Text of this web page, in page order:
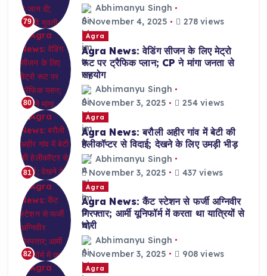
79
Abhimanyu Singh
November 4, 2025
278 views
80
Agra
Agra News: वेडिंग सीजन के लिए मेट्रो
रूट पर ट्रैफिक प्लान; CP ने मांगा जनता से
सहयोग
Abhimanyu Singh
November 3, 2025
254 views
81
Agra
Agra News: बरौली अहीर गांव में बेटी की
हेलीकॉप्टर से विदाई; देखने के लिए उमड़ी भीड़
Abhimanyu Singh
November 3, 2025
437 views
82
Agra
Agra News: कैंट स्टेशन से फर्जी अग्निवीर
गिरफ्तार; आर्मी यूनिफॉर्म में करता था यात्रियों से
चोरी
Abhimanyu Singh
November 3, 2025
908 views
Agra